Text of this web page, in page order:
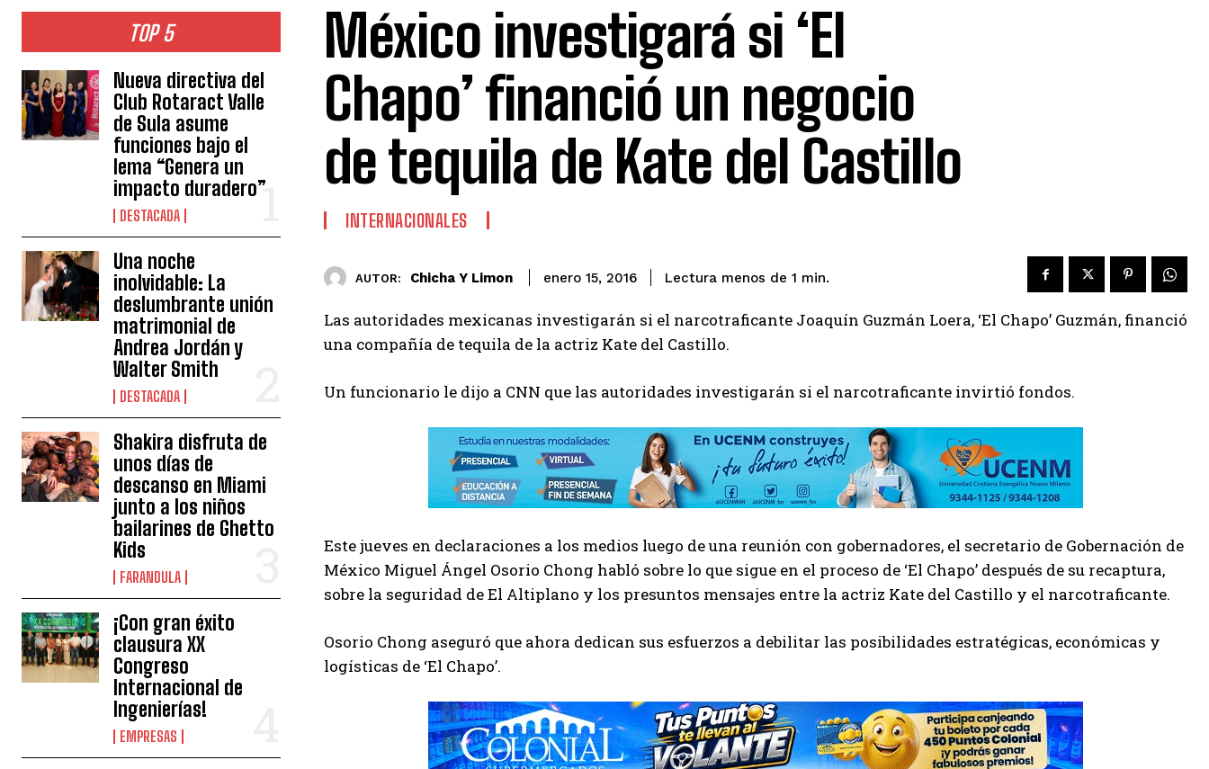
TOP 5
Nueva directiva del
Club Rotaract Valle
de Sula asume
funciones bajo el
lema “Genera un
impacto duradero”
DESTACADA
Una noche
inolvidable: La
deslumbrante unión
matrimonial de
Andrea Jordán y
Walter Smith
DESTACADA
Shakira disfruta de
unos días de
descanso en Miami
junto a los niños
bailarines de Ghetto
Kids
FARANDULA
¡Con gran éxito
clausura XX
Congreso
Internacional de
Ingenierías!
EMPRESAS
México investigará si ‘El
Chapo’ financió un negocio
de tequila de Kate del Castillo
INTERNACIONALES
AUTOR: Chicha Y Limon enero 15, 2016 Lectura menos de 1 min.
Las autoridades mexicanas investigarán si el narcotraficante Joaquín Guzmán Loera, ‘El Chapo’ Guzmán, financió
una compañía de tequila de la actriz Kate del Castillo.
Un funcionario le dijo a CNN que las autoridades investigarán si el narcotraficante invirtió fondos.
Este jueves en declaraciones a los medios luego de una reunión con gobernadores, el secretario de Gobernación de
México Miguel Ángel Osorio Chong habló sobre lo que sigue en el proceso de ‘El Chapo’ después de su recaptura,
sobre la seguridad de El Altiplano y los presuntos mensajes entre la actriz Kate del Castillo y el narcotraficante.
Osorio Chong aseguró que ahora dedican sus esfuerzos a debilitar las posibilidades estratégicas, económicas y
logísticas de ‘El Chapo’.